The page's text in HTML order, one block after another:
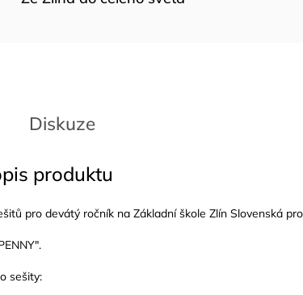
Diskuze
produktu
pro devátý ročník na Základní škole Zlín Slovenská
sešity: